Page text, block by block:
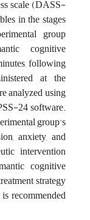
scale (DASS-
in the stages
group
cognitive
following
at the
analyzed using
24 software.
group's
anxiety, and
intervention
cognitive
strategy
recommended